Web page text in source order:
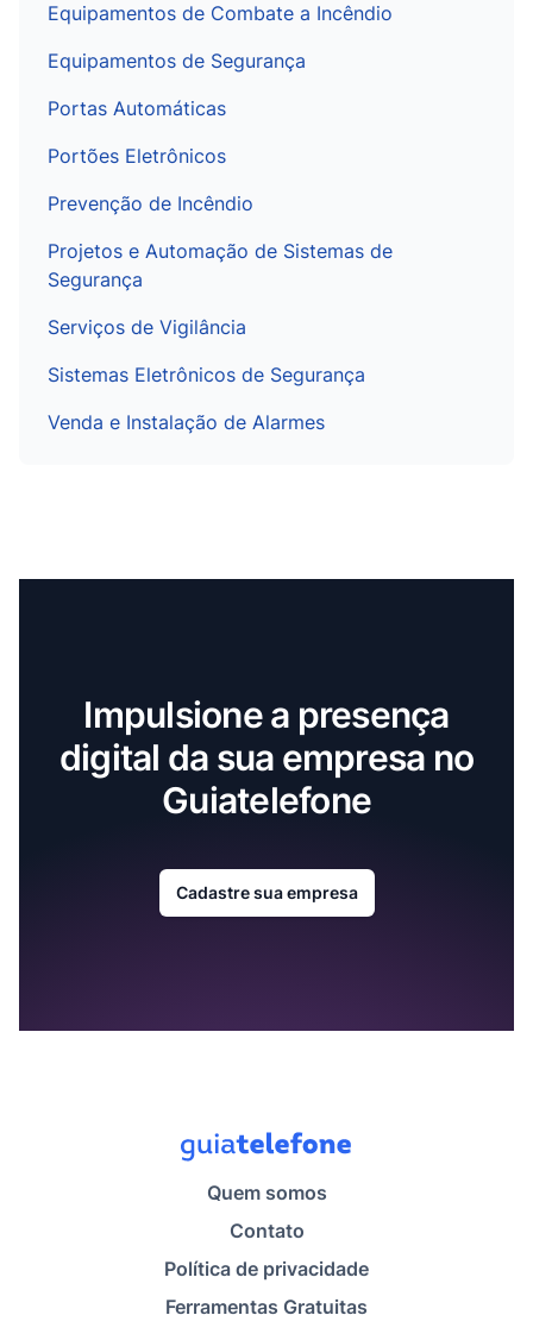
Equipamentos de Combate a Incêndio
Equipamentos de Segurança
Portas Automáticas
Portões Eletrônicos
Prevenção de Incêndio
Projetos e Automação de Sistemas de
Segurança
Serviços de Vigilância
Sistemas Eletrônicos de Segurança
Venda e Instalação de Alarmes
Impulsione a presença
digital da sua empresa no
Guiatelefone
Cadastre sua empresa
Quem somos
Contato
Política de privacidade
Ferramentas Gratuitas